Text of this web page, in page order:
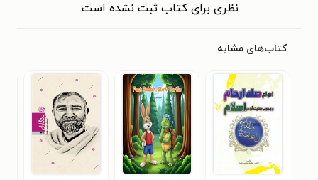
نظری برای کتاب ثبت نشده است.
کتاب‌های مشابه